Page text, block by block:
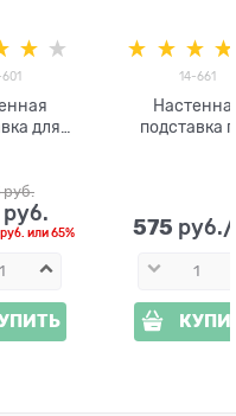
для
руб.
руб.
или65%
14-661
подставка
575